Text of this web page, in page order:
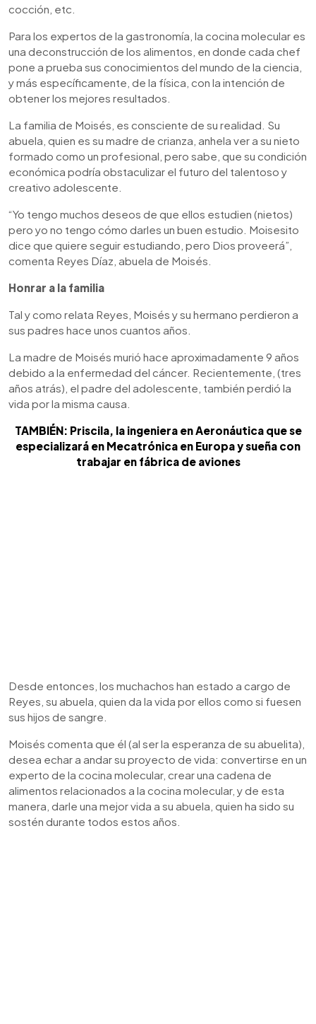
cocción, etc.
Para los expertos de la gastronomía, la cocina molecular es
una deconstrucción de los alimentos, en donde cada chef
pone a prueba sus conocimientos del mundo de la ciencia,
y más específicamente, de la física, con la intención de
obtener los mejores resultados.
La familia de Moisés, es consciente de su realidad. Su
abuela, quien es su madre de crianza, anhela ver a su nieto
formado como un profesional, pero sabe, que su condición
económica podría obstaculizar el futuro del talentoso y
creativo adolescente.
“Yo tengo muchos deseos de que ellos estudien (nietos)
pero yo no tengo cómo darles un buen estudio. Moisesito
dice que quiere seguir estudiando, pero Dios proveerá”,
comenta Reyes Díaz, abuela de Moisés.
Honrar a la familia
Tal y como relata Reyes, Moisés y su hermano perdieron a
sus padres hace unos cuantos años.
La madre de Moisés murió hace aproximadamente 9 años
debido a la enfermedad del cáncer. Recientemente, (tres
años atrás), el padre del adolescente, también perdió la
vida por la misma causa.
TAMBIÉN: Priscila, la ingeniera en Aeronáutica que se
especializará en Mecatrónica en Europa y sueña con
trabajar en fábrica de aviones
Desde entonces, los muchachos han estado a cargo de
Reyes, su abuela, quien da la vida por ellos como si fuesen
sus hijos de sangre.
Moisés comenta que él (al ser la esperanza de su abuelita),
desea echar a andar su proyecto de vida: convertirse en un
experto de la cocina molecular, crear una cadena de
alimentos relacionados a la cocina molecular, y de esta
manera, darle una mejor vida a su abuela, quien ha sido su
sostén durante todos estos años.